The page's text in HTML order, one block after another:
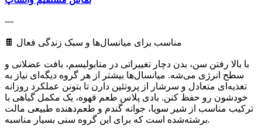
---
🍫 مناسب برای میانسال‌ها و سبک زندگی فعال
با بالا رفتن سن، بدن دچار تغییراتی در متابولیسم، بافت عضلانی و
سطح انرژی می‌شه. میانسال‌ها بیشتر از هر گروه دیگه‌ای نیاز به
تغذیه‌ای متعادل و سرشار از پروتئین دارن تا بتونن عملکرد روزانه
خودشون رو حفظ کنن. بادی پلاس طعم قهوه، یک مکمل گیاهی با
ترکیب مناسب از شیر سویا، جوانه گندم و طعم‌دهنده طبیعی مالت
برشته‌شده است که برای این گروه سنی بسیار مناسبه.